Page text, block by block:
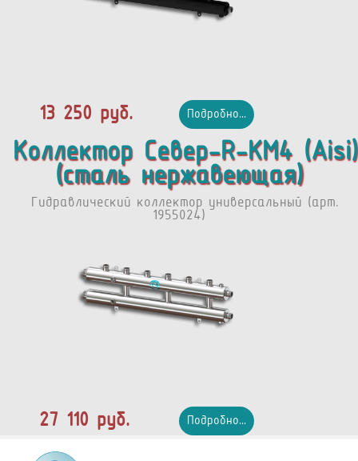
13 250 руб. Подробно...
Коллектор Север-R-КМ4 (Aisi)
(сталь нержавеющая)
Гидравлический коллектор универсальный (арт.
1955024)
27 110 руб. Подробно...